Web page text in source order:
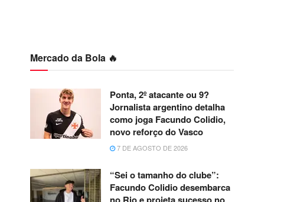
Mercado da Bola 🔥
Ponta, 2º atacante ou 9?
Jornalista argentino detalha
como joga Facundo Colidio,
novo reforço do Vasco
7 DE AGOSTO DE 2026
“Sei o tamanho do clube”:
Facundo Colidio desembarca